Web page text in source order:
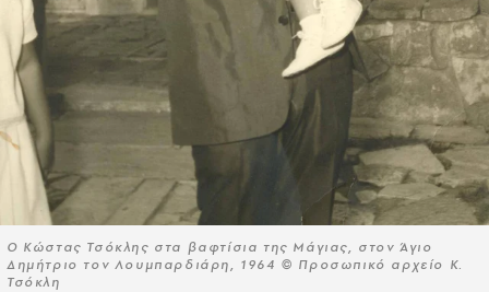
Ο Κώστας Τσόκλης στα βαφτίσια της Μάγιας, στον Άγιο
Δημήτριο τον Λουμπαρδιάρη, 1964 © Προσωπικό αρχείο Κ.
Τσόκλη